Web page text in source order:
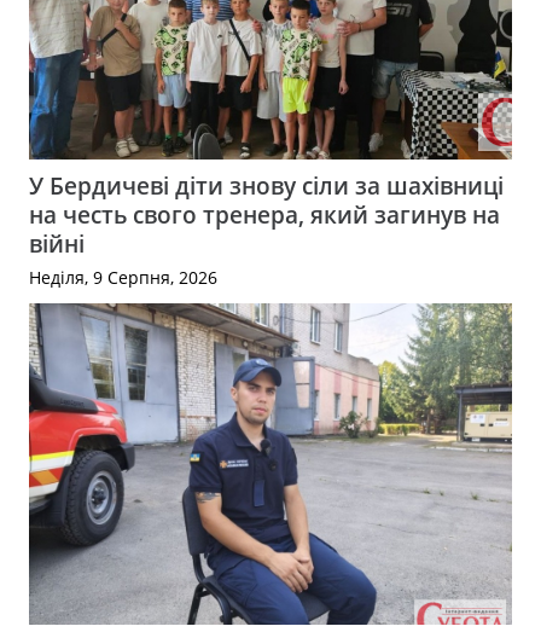
У Бердичеві діти знову сіли за шахівниці
на честь свого тренера, який загинув на
війні
Неділя, 9 Серпня, 2026